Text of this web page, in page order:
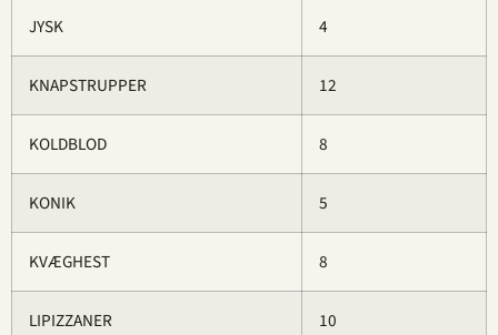
JYSK 4
KNAPSTRUPPER 12
KOLDBLOD 8
KONIK 5
KVÆGHEST 8
LIPIZZANER 10